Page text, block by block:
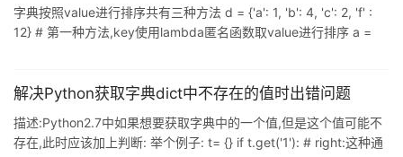
字典按照value进行排序共有三种方法 d = {'a': 1, 'b': 4, 'c': 2, 'f' :
12} # 第一种方法,key使用lambda匿名函数取value进行排序 a =
进行排序 a2 = sorted(d.items(),key = lambd
解决Python获取字典dict中不存在的值时出错问题
描述:Python2.7中如果想要获取字典中的一个值,但是这个值可能不
存在,此时应该加上判断: 举个例子: t= {} if t.get('1'): # right:这种通